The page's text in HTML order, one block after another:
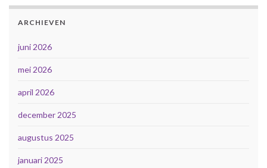
ARCHIEVEN
juni 2026
mei 2026
april 2026
december 2025
augustus 2025
januari 2025